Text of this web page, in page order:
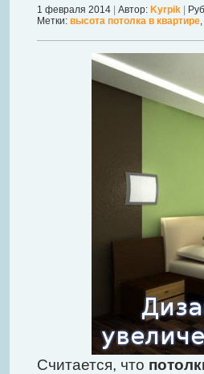
Далее...
1 февраля 2014 Автор: Kyrpik
Метки: высота потолка в квартире,
Считается, что